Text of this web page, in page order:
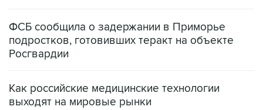
ФСБ сообщила о задержании в Приморье
подростков, готовивших теракт на объекте
Росгвардии
Как российские медицинские технологии
выходят на мировые рынки